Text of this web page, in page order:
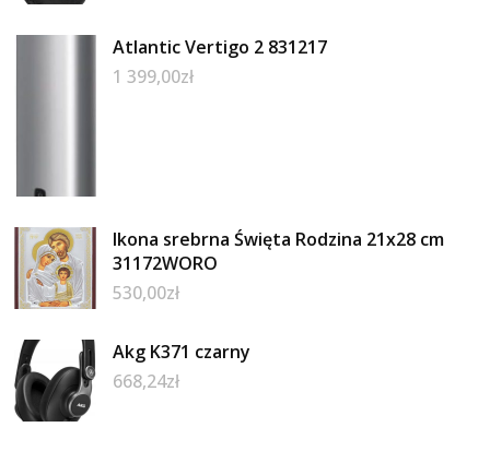
Atlantic Vertigo 2 831217
1 399,00zł
Ikona srebrna Święta Rodzina 21x28 cm
31172WORO
530,00zł
Akg K371 czarny
668,24zł